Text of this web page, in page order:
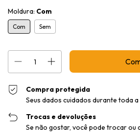
Moldura: Com
Com Sem
Compra protegida
Seus dados cuidados durante toda
Trocas e devoluções
Se não gostar, você pode trocar ou